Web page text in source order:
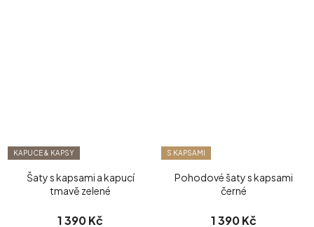
KAPUCE & KAPSY
Šaty s kapsami a kapucí
tmavě zelené
1 390 Kč
S KAPSAMI
Pohodové šaty s kapsami
černé
1 390 Kč